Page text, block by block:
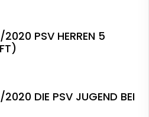
PSV HERREN 5
DIE PSV JUGEND BEI